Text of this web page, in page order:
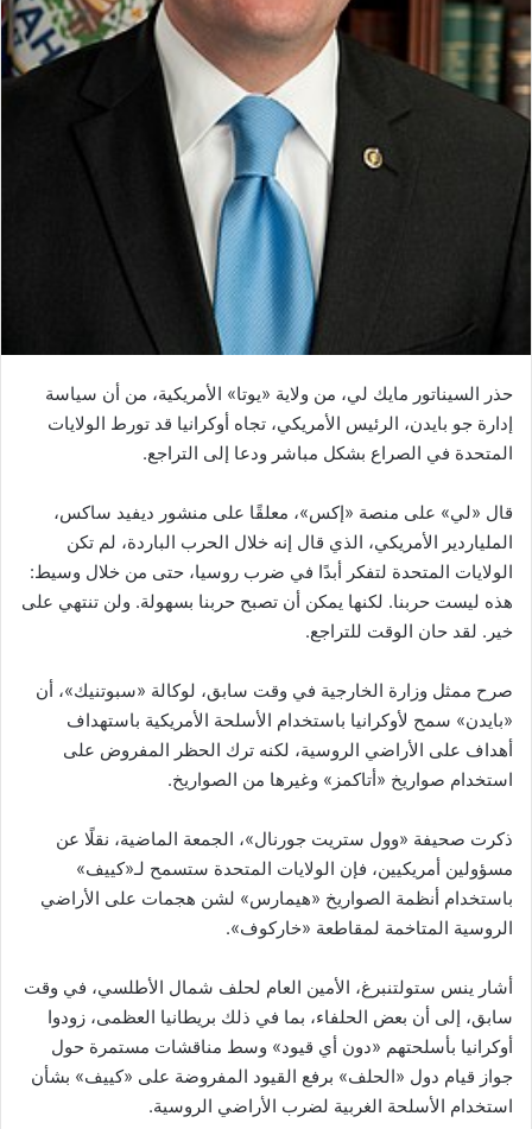
حذر السيناتور مايك لي، من ولاية «يوتا» الأمريكية، من أن سياسة
إدارة جو بايدن، الرئيس الأمريكي، تجاه أوكرانيا قد تورط الولايات
المتحدة في الصراع بشكل مباشر ودعا إلى التراجع.
قال «لي» على منصة «إكس»، معلقًا على منشور ديفيد ساكس،
الملياردير الأمريكي، الذي قال إنه خلال الحرب الباردة، لم تكن
الولايات المتحدة لتفكر أبدًا في ضرب روسيا، حتى من خلال وسيط:
هذه ليست حربنا. لكنها يمكن أن تصبح حربنا بسهولة. ولن تنتهي على
خير. لقد حان الوقت للتراجع.
صرح ممثل وزارة الخارجية في وقت سابق، لوكالة «سبوتنيك»، أن
«بايدن» سمح لأوكرانيا باستخدام الأسلحة الأمريكية باستهداف
أهداف على الأراضي الروسية، لكنه ترك الحظر المفروض على
استخدام صواريخ «أتاكمز» وغيرها من الصواريخ.
ذكرت صحيفة «وول ستريت جورنال»، الجمعة الماضية، نقلًا عن
مسؤولين أمريكيين، فإن الولايات المتحدة ستسمح لـ«كييف»
باستخدام أنظمة الصواريخ «هيمارس» لشن هجمات على الأراضي
الروسية المتاخمة لمقاطعة «خاركوف».
أشار ينس ستولتنبرغ، الأمين العام لحلف شمال الأطلسي، في وقت
سابق، إلى أن بعض الحلفاء، بما في ذلك بريطانيا العظمى، زودوا
أوكرانيا بأسلحتهم «دون أي قيود» وسط مناقشات مستمرة حول
جواز قيام دول «الحلف» برفع القيود المفروضة على «كييف» بشأن
استخدام الأسلحة الغربية لضرب الأراضي الروسية.